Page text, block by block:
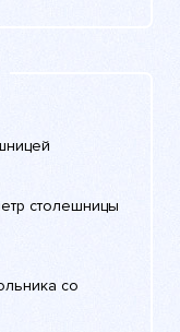
столешницы
со